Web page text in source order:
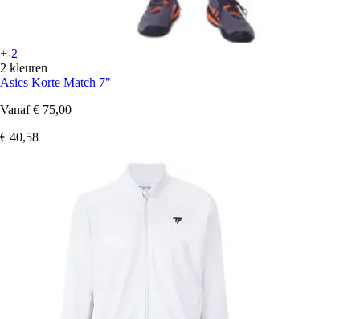
+-2
2 kleuren
Asics Korte Match 7"
Vanaf € 75,00
€ 40,58